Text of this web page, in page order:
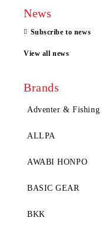
News
Subscribe to news
View all news
Brands
Adventer & Fishing
ALLPA
AWABI HONPO
BASIC GEAR
BKK